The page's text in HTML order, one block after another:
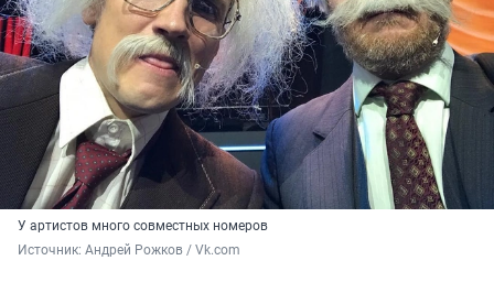
У артистов много совместных номеров
Источник: Андрей Рожков / Vk.com